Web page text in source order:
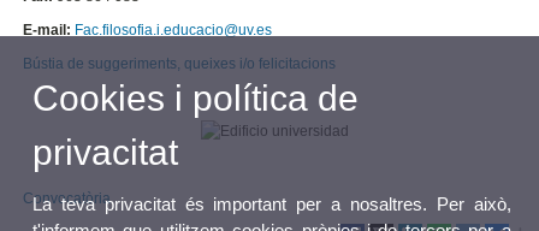
E-mail: Fac.filosofia.i.educacio@uv.es
Bústia de suggeriments, queixes i/o felicitacions
Convocatòria
Cookies i política de
privacitat
La teva privacitat és important per a nosaltres. Per això,